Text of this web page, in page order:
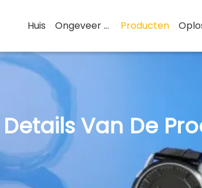
Huis Ongeveer De V.s. Producten
Details Van De